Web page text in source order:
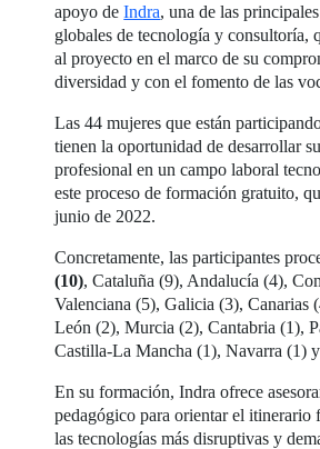
apoyo deIndra, una de las
globales de tecnología y consultoría,
al proyecto en el marco de su
diversidad y con el fomento de las
Las 44 mujeres que están
tienen la oportunidad de desarrollar
profesional en un campo laboral
este proceso de formación gratuito,
junio de 2022.
Concretamente, las participantes
(10), Cataluña (9), Andalucía (4),
Valenciana (5), Galicia (3), Canarias
León (2), Murcia (2), Cantabria (1),
Castilla-La Mancha (1), Navarra (1)
En su formación, Indra ofrece
pedagógico para orientar el itinerario
las tecnologías más disruptivas y